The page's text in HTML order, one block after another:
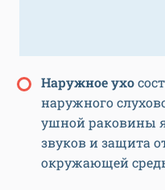
Наружное ухо
наружного
ушной раковины
звуков и защита
окружающей